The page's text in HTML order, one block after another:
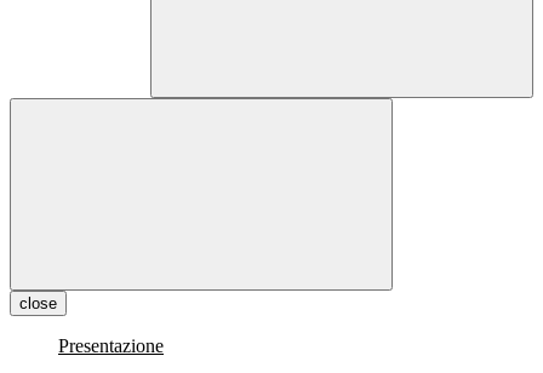
close
Presentazione